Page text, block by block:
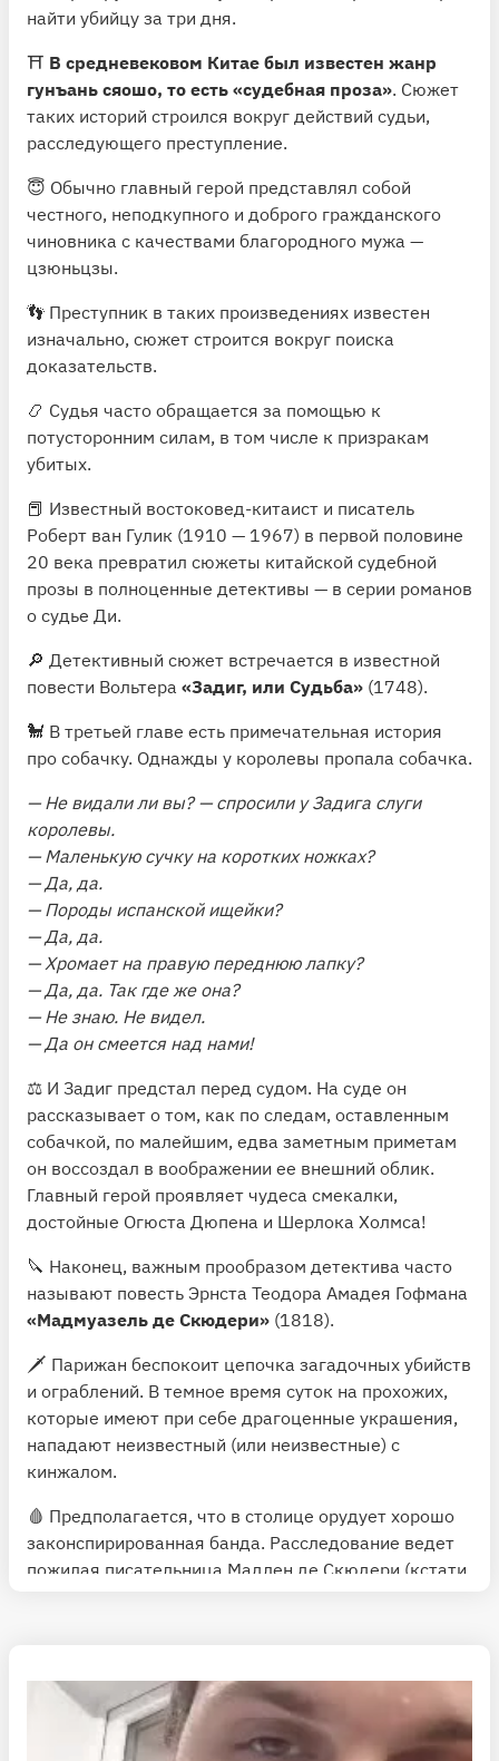
найти убийцу за три дня.
⛩ В средневековом Китае был известен жанр
гунъань сяошо, то есть «судебная проза». Сюжет
таких историй строился вокруг действий судьи,
расследующего преступление.
😇 Обычно главный герой представлял собой
честного, неподкупного и доброго гражданского
чиновника с качествами благородного мужа —
цзюньцзы.
👣 Преступник в таких произведениях известен
изначально, сюжет строится вокруг поиска
доказательств.
📿 Судья часто обращается за помощью к
потусторонним силам, в том числе к призракам
убитых.
📕 Известный востоковед-китаист и писатель
Роберт ван Гулик (1910 — 1967) в первой половине
20 века превратил сюжеты китайской судебной
прозы в полноценные детективы — в серии романов
о судье Ди.
🔎 Детективный сюжет встречается в известной
повести Вольтера «Задиг, или Судьба» (1748).
🐩 В третьей главе есть примечательная история
про собачку. Однажды у королевы пропала собачка.
— Не видали ли вы? — спросили у Задига слуги
королевы.
— Маленькую сучку на коротких ножках?
— Да, да.
— Породы испанской ищейки?
— Да, да.
— Хромает на правую переднюю лапку?
— Да, да. Так где же она?
— Не знаю. Не видел.
— Да он смеется над нами!
⚖️ И Задиг предстал перед судом. На суде он
рассказывает о том, как по следам, оставленным
собачкой, по малейшим, едва заметным приметам
он воссоздал в воображении ее внешний облик.
Главный герой проявляет чудеса смекалки,
достойные Огюста Дюпена и Шерлока Холмса!
🔪 Наконец, важным прообразом детектива часто
называют повесть Эрнста Теодора Амадея Гофмана
«Мадмуазель де Скюдери» (1818).
🗡 Парижан беспокоит цепочка загадочных убийств
и ограблений. В темное время суток на прохожих,
которые имеют при себе драгоценные украшения,
нападают неизвестный (или неизвестные) с
кинжалом.
🩸 Предполагается, что в столице орудует хорошо
законспирированная банда. Расследование ведет
пожилая писательница Мадлен де Скюдери (кстати,
отголоски можно встретить даже в «Парфюмере»
Патрика Зюскинда. Правда, у Гофмана убийцей
оказывается не парфюмер, а представитель